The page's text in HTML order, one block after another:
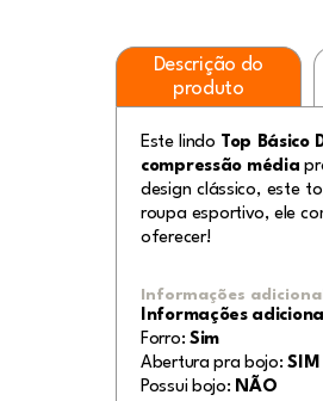
Descrição do
produto
Este lindo Top Básico
compressão média
design clássico, este
roupa esportivo, ele
oferecer!
Informações
Informações
Forro: Sim
Abertura pra bojo:SIM
Possui bojo: NÃO